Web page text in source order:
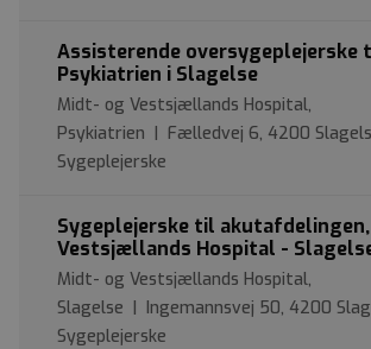
Assisterende oversygeplejerske
Psykiatrien i Slagelse
Midt- og Vestsjællands Hospital,
Psykiatrien | Fælledvej 6, 4200
Sygeplejerske
Sygeplejerske til
Vestsjællands Hospital -
Midt- og Vestsjællands Hospital,
Slagelse | Ingemannsvej 50, 4200
Sygeplejerske